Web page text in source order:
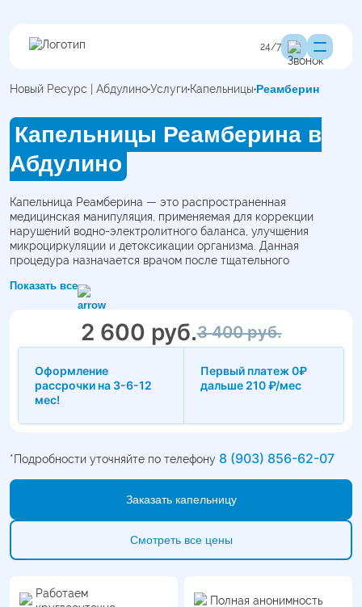
24/7
Новый Ресурс | АбдулиноУслуги Капельницы Реамберин
Капельницы Реамберина в
Абдулино
Капельница Реамберина — это распространенная
медицинская манипуляция, применяемая для коррекции
нарушений водно-электролитного баланса, улучшения
микроциркуляции и детоксикации организма. Данная
процедура назначается врачом после тщательного
состояния здоровья. Важно отметить, что перед началом
инфузии врач обязательно определяет возможные
компоненты раствора, заболевания сердца или почек, а также
наличие других хронических заболеваний.
Показать все
3 400 руб.
2 600 руб.
Оформление
рассрочки на 3-6-12
мес!
Первый платеж 0₽
дальше 210 ₽/мес
*Подробности уточняйте по телефону 8 (903) 856-62-07
Заказать капельницу
Смотреть все цены
Работаем
Полная анонимность